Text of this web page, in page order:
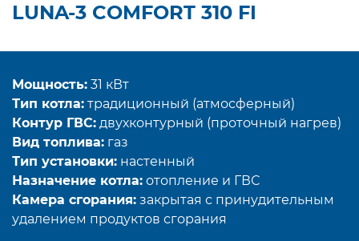
LUNA-3 COMFORT 310 FI
Мощность: 31 кВт
Тип котла: традиционный (атмосферный)
Контур ГВС: двухконтурный (проточный нагрев)
Вид топлива: газ
Тип установки: настенный
Назначение котла: отопление и ГВС
Камера сгорания: закрытая с принудительным
удалением продуктов сгорания